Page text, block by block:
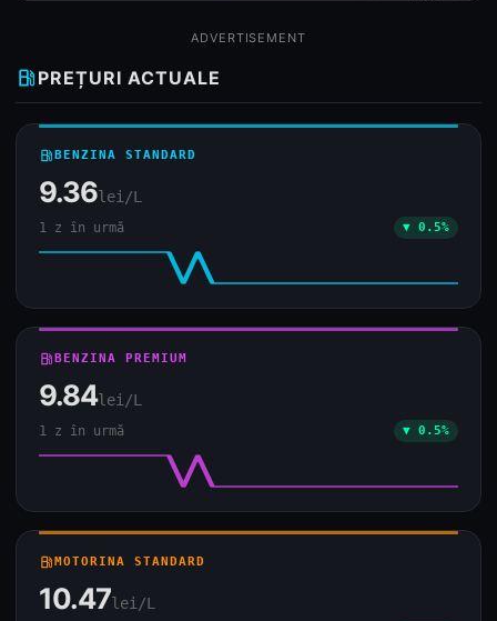
ADVERTISEMENT
local_gas_station PREȚURI ACTUALE
local_gas_stationBENZINA STANDARD
9.36lei/L
1 z în urmă ▼ 0.5%
local_gas_stationBENZINA PREMIUM
9.84lei/L
1 z în urmă ▼ 0.5%
local_gas_stationMOTORINA STANDARD
10.47lei/L